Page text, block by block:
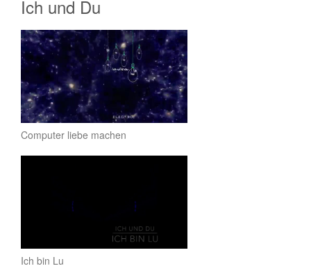
Ich und Du
Computer liebe machen
Ich bin Lu